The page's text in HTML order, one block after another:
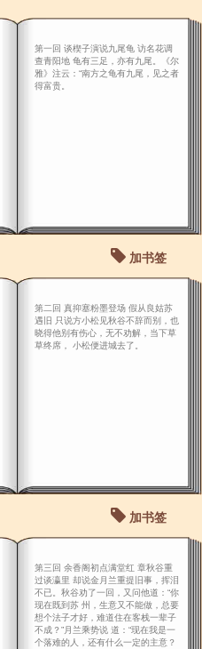
第一回 谈楔子演说九尾龟 访名花调
查青阳地 龟有三足，亦有九尾。《尔
雅》注云：“南方之龟有九尾，见之者
得富贵。
加书签
第二回 真抑塞粉墨登场 假从良姑苏
遇旧 只说方小松见秋谷不辞而别，也
晓得他别有伤心，无不劝解，当下草
草终席， 小松便进城去了。
加书签
第三回 余香阁初点满堂红 章秋谷重
过谈瀛里 却说金月兰重提旧事，挥泪
不已。秋谷劝了一回，又问他道：“你
现在既到苏 州，生意又不能做，总要
想个法子才好，难道住在客栈一辈子
不成？”月兰乘势说 道：“现在我是一
个落难的人，还有什么一定的主意？